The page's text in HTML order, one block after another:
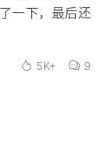
一下，最后还
5K+ 9